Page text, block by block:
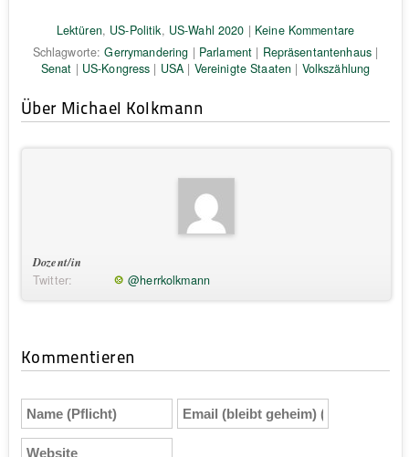
Lektüren, US-Politik, US-Wahl 2020 | Keine Kommentare
Schlagworte:Gerrymandering | Parlament | Repräsentantenhaus |
Senat | US-Kongress | USA | Vereinigte Staaten | Volkszählung
Über Michael Kolkmann
Dozent/in
Twitter:
@herrkolkmann
Kommentieren
Name
(Pflicht)
Email
(bleibt
Website